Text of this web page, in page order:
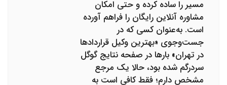
مسیر را ساده کرده و حتی امکان
مشاوره آنلاین رایگان را فراهم آورده
است. به‌عنوان کسی که در
جست‌وجوی «بهترین وکیل قراردادها
در تهران» بارها در صفحه نتایج گوگل
سردرگم شده بود، حالا یک مرجع
مشخص دارم؛ فقط کافی است به